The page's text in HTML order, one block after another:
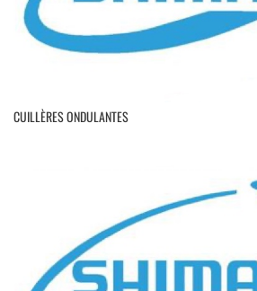
CUILLÈRES ONDULANTES